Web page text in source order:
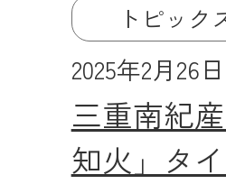
JA共済
くらし
JA伊勢
トピック
2025年2月26日
三重南紀
知火」タ